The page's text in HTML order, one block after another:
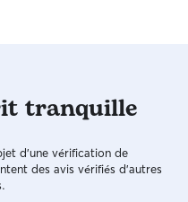
tranquille
d'une vérification de
des avis vérifiés d'autres